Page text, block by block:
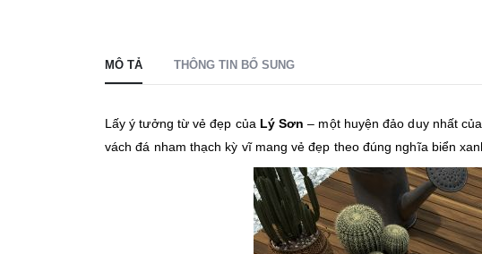
MÔ TẢ THÔNG TIN BỔ SUNG
Lấy ý tưởng từ vẻ đẹp của Lý Sơn– một huyện đảo duy nhất
vách đá nham thạch kỳ vĩ mang vẻ đẹp theo đúng nghĩa biển